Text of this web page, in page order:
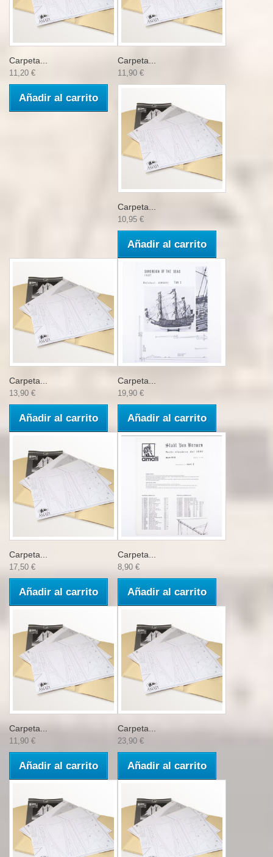
Carpeta...
11,20 €
Añadir al carrito
Carpeta...
11,90 €
Carpeta...
10,95 €
Añadir al carrito
Carpeta...
13,90 €
Añadir al carrito
Carpeta...
19,90 €
Añadir al carrito
Carpeta...
17,50 €
Añadir al carrito
Carpeta...
8,90 €
Añadir al carrito
Carpeta...
11,90 €
Añadir al carrito
Carpeta...
23,90 €
Añadir al carrito